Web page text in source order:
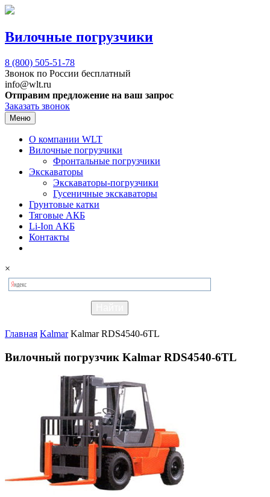
Вилочные погрузчики
8 (800) 505-51-78
Звонок по России бесплатный
info@wlt.ru
Отправим предложение на ваш запрос
Заказать звонок
Меню
О компании WLT
Вилочные погрузчики
Фронтальные погрузчики
Экскаваторы
Экскаваторы-погрузчики
Гусеничные экскаваторы
Грунтовые катки
Тяговые АКБ
Li-Ion АКБ
Контакты
×
Главная Kalmar Kalmar RDS4540-6TL
Вилочный погрузчик Kalmar RDS4540-6TL